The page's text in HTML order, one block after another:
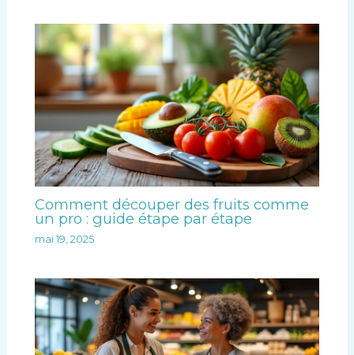
Comment découper des fruits comme
un pro : guide étape par étape
mai 19, 2025